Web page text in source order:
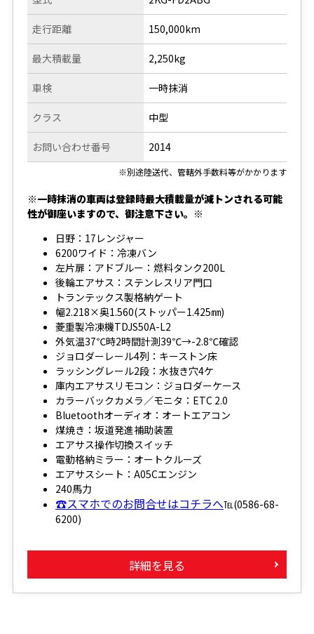
走行距離 150,000km
最大積載量
車検
クラス
お問い合わせ番号
2,250kg
一時抹消
中型
2014
※別途陸送代、管轄外手数料等がかかります
※一時抹消の車両は登録時最大積載量が減トンされる可能
性が御座いますので、御注意下さい。※
日野：17レンジャー
6200ワイド：冷凍バン
左片扉：アドブルー：燃料タンク200L
後輪エアサス：ステンレスリア門口
トランテックス製格納ゲート
幅2.218×奥1.560(ストッパー1.425㎜)
菱重製冷凍機TDJS50A-L2
外気温37℃時2時間計測39℃→-2.8℃確認
ジョロダーレール4列：キーストン床
ラッシングレール2段：水抜き穴4ケ
庫内エアサスリモコン：ジョロダーケース
カラーバックカメラ／モニタ：ETC 2.0
Bluetoothオーディオ：オートエアコン
煤焼き：坂道発進補助装置
エアサス操作切換スイッチ
電動格納ミラー：オートクルーズ
エアサスシート：A05Cエンジン
240馬力
☎スマホでのお問合せはコチラへ℡(0586-68-
6200)
詳細を見る